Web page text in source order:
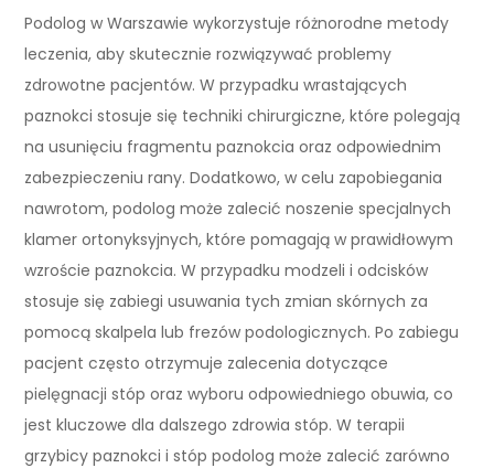
Podolog w Warszawie wykorzystuje różnorodne metody
leczenia, aby skutecznie rozwiązywać problemy
zdrowotne pacjentów. W przypadku wrastających
paznokci stosuje się techniki chirurgiczne, które polegają
na usunięciu fragmentu paznokcia oraz odpowiednim
zabezpieczeniu rany. Dodatkowo, w celu zapobiegania
nawrotom, podolog może zalecić noszenie specjalnych
klamer ortonyksyjnych, które pomagają w prawidłowym
wzroście paznokcia. W przypadku modzeli i odcisków
stosuje się zabiegi usuwania tych zmian skórnych za
pomocą skalpela lub frezów podologicznych. Po zabiegu
pacjent często otrzymuje zalecenia dotyczące
pielęgnacji stóp oraz wyboru odpowiedniego obuwia, co
jest kluczowe dla dalszego zdrowia stóp. W terapii
grzybicy paznokci i stóp podolog może zalecić zarówno